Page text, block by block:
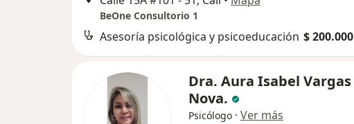
BeOne Consultorio 1
Asesoría psicológica y psicoeducación $ 200.000
Dra. Aura Isabel Vargas
Nova.
Psicólogo · Ver más